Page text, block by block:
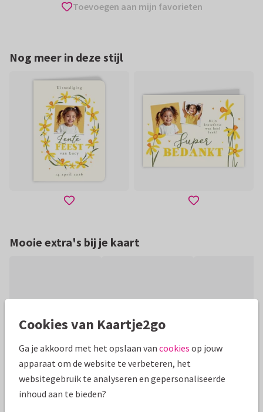
Toevoegen aan mijn favorieten
Nog meer in deze stijl
Mooie extra's bij je kaart
Productinformatie
Cookies van Kaartje2go
Ga je akkoord met het opslaan van cookies op jouw
apparaat om de website te verbeteren, het
websitegebruik te analyseren en gepersonaliseerde
inhoud aan te bieden?